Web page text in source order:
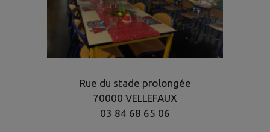
Rue du stade prolongée
70000 VELLEFAUX
03 84 68 65 06